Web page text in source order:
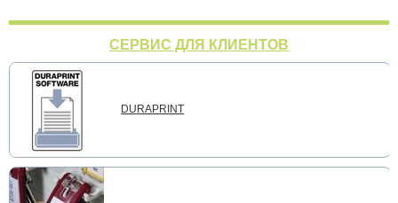
СЕРВИС ДЛЯ КЛИЕНТОВ
DURAPRINT